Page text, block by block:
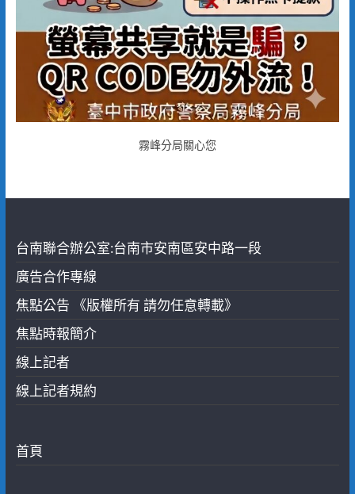
霧峰分局關心您
台南聯合辦公室:台南市安南區安中路一段
廣告合作專線
焦點公告 《版權所有 請勿任意轉載》
焦點時報簡介
線上記者
線上記者規約
首頁